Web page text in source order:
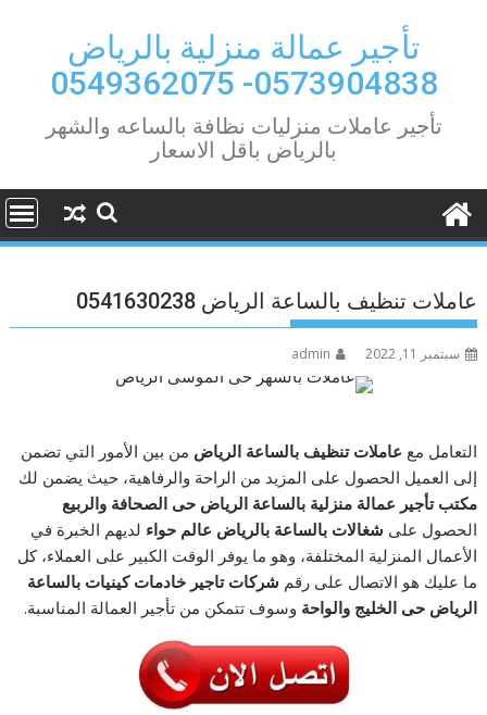
تأجير عمالة منزلية بالرياض
0573904838- 0549362075
تأجير عاملات منزليات نظافة بالساعه والشهر
بالرياض باقل الاسعار
عاملات تنظيف بالساعة الرياض 0541630238
سبتمبر 11, 2022 admin
التعامل مع عاملات تنظيف بالساعة الرياض من بين الأمور التي تضمن
إلى العميل الحصول على المزيد من الراحة والرفاهية، حيث يضمن لك
مكتب تأجير عمالة منزلية بالساعة الرياض حى الصحافة والربيع
الحصول على شغالات بالساعة بالرياض عالم حواء لديهم الخبرة في
الأعمال المنزلية المختلفة، وهو ما يوفر الوقت الكبير على العملاء، كل
ما عليك هو الاتصال على رقم شركات تاجير خادمات كينيات بالساعة
الرياض حى الخليج والواحة وسوف تتمكن من تأجير العمالة المناسبة.